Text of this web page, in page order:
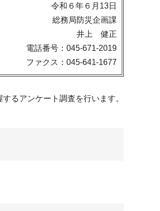
令和６年６月13日
総務局防災企画課
井上 健正
電話番号：045-671-2019
ファクス：045-641-1677
るアンケート調査を行います。